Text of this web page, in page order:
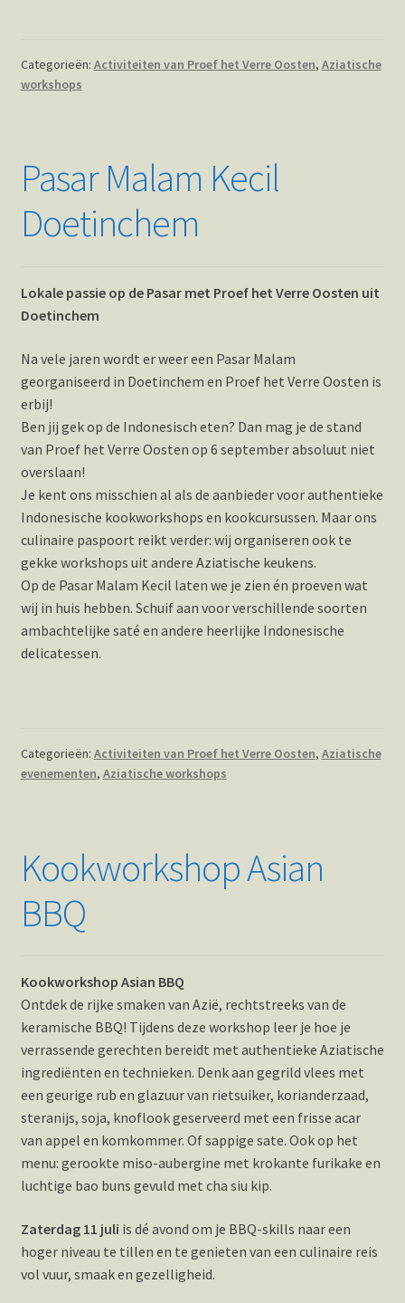
Categorieën: Activiteiten van Proef het Verre Oosten, Aziatische
workshops
Pasar Malam Kecil
Doetinchem
Lokale passie op de Pasar met Proef het Verre Oosten uit
Doetinchem
Na vele jaren wordt er weer een Pasar Malam
georganiseerd in Doetinchem en Proef het Verre Oosten is
erbij!
Ben jij gek op de Indonesisch eten? Dan mag je de stand
van Proef het Verre Oosten op 6 september absoluut niet
overslaan!
Je kent ons misschien al als de aanbieder voor authentieke
Indonesische kookworkshops en kookcursussen. Maar ons
culinaire paspoort reikt verder: wij organiseren ook te
gekke workshops uit andere Aziatische keukens.
Op de Pasar Malam Kecil laten we je zien én proeven wat
wij in huis hebben. Schuif aan voor verschillende soorten
ambachtelijke saté en andere heerlijke Indonesische
delicatessen.
Categorieën: Activiteiten van Proef het Verre Oosten, Aziatische
evenementen, Aziatische workshops
Kookworkshop Asian
BBQ
Kookworkshop Asian BBQ
Ontdek de rijke smaken van Azië, rechtstreeks van de
keramische BBQ! Tijdens deze workshop leer je hoe je
verrassende gerechten bereidt met authentieke Aziatische
ingrediënten en technieken. Denk aan gegrild vlees met
een geurige rub en glazuur van rietsuiker, korianderzaad,
steranijs, soja, knoflook geserveerd met een frisse acar
van appel en komkommer. Of sappige sate. Ook op het
menu: gerookte miso-aubergine met krokante furikake en
luchtige bao buns gevuld met cha siu kip.
Zaterdag 11 juli is dé avond om je BBQ-skills naar een
hoger niveau te tillen en te genieten van een culinaire reis
vol vuur, smaak en gezelligheid.